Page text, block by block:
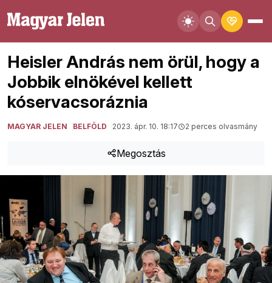
Heisler András nem örül, hogy a
Jobbik elnökével kellett
kóservacsoráznia
MAGYAR JELEN BELFÖLD 2023. ápr. 10. 18:17 2 perces olvasmány
Megosztás